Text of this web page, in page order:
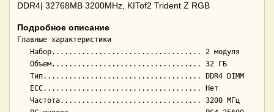
DDR4| 32768MB 3200MHz, KITof2 Trident Z RGB
Подробное описание
Главные характеристики